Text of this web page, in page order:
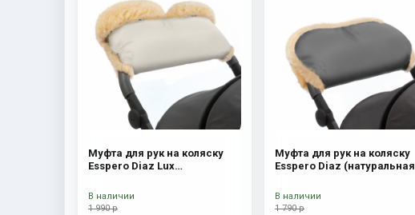
Муфта для рук на коляску
Esspero Diaz Lux
1 990 р
В наличии
Муфта для рук на коляску
Esspero Diaz (натуральная
1 790 р
В наличии